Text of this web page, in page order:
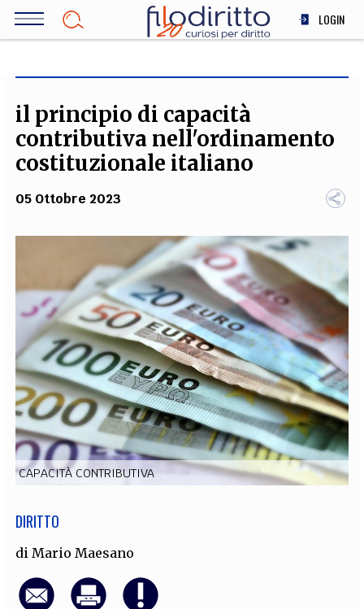
Salta
LOGIN
SOCIETÀ
MEDICINA
SCIENZA
TEAM
FILODIRITTO REDAZIONE COMITATO SCIENTIFICO AUTORI CURATORI
FOTOGRAFI PARTNER COLLABORA CON NOI
EXTRA
CODICI RUBRICHE LIBRI PROCEEDINGS PUBBLICITÀ CONTATTI
SOCIAL MEDIA
il principio di capacità
contributiva nell'ordinamento
costituzionale italiano
05 Ottobre 2023
CAPACITÀ CONTRIBUTIVA
DIRITTO
di Mario Maesano